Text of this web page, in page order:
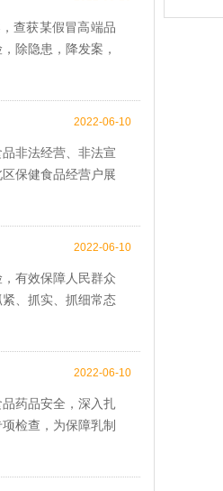
查获某假冒高端品
除隐患，降发案，
2022-06-10
非法经营、非法宣
保健食品经营户展
2022-06-10
有效保障人民群众
、抓实、抓细常态
2022-06-10
药品安全，深入扎
检查，为保障乳制